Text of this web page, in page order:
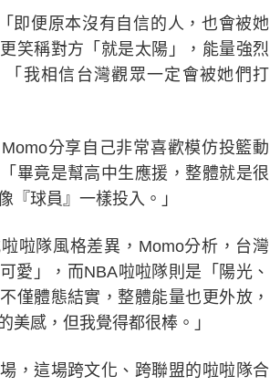
即便原本沒有自信的人，也會被她
笑稱對方「就是太陽」，能量強烈
我相信台灣觀眾一定會被她們打
分享自己非常喜歡模仿投籃動
畢竟是幫高中生應援，整體就是很
『球員』一樣投入。」
啦隊風格差異，Momo分析，台灣
愛」，而NBA啦啦隊則是「陽光、
僅體態結實，整體能量也更外放，
美感，但我覺得都很棒。」
，這場跨文化、跨聯盟的啦啦隊合